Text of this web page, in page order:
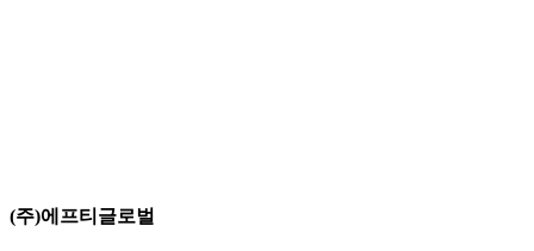
(주)에프티글로벌